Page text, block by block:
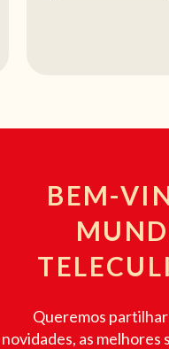
BEM-
Queremos
novidades, as